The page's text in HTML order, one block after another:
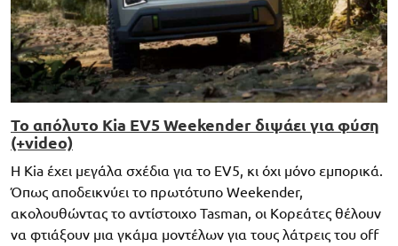
Το απόλυτο Kia EV5 Weekender διψάει για φύση
(+video)
Η Kia έχει μεγάλα σχέδια για το EV5, κι όχι μόνο εμπορικά.
Όπως αποδεικνύει το πρωτότυπο Weekender,
ακολουθώντας το αντίστοιχο Tasman, οι Κορεάτες θέλουν
να φτιάξουν μια γκάμα μοντέλων για τους λάτρεις του off